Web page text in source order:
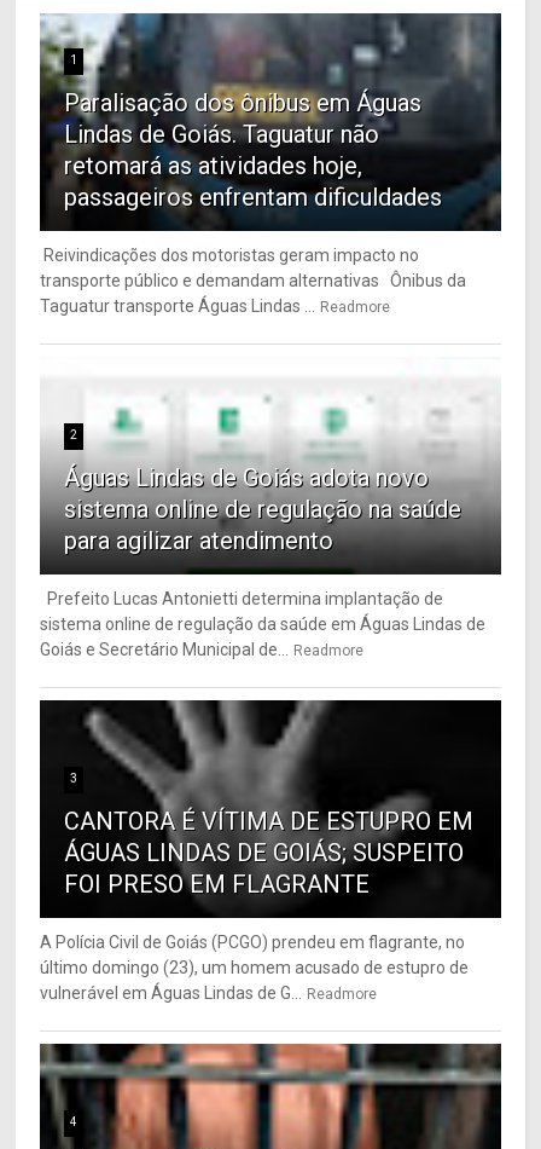
1
Paralisação dos ônibus em Águas
Lindas de Goiás. Taguatur não
retomará as atividades hoje,
passageiros enfrentam dificuldades
Reivindicações dos motoristas geram impacto no
transporte público e demandam alternativas Ônibus da
Taguatur transporte Águas Lindas ... Readmore
2
Águas Lindas de Goiás adota novo
sistema online de regulação na saúde
para agilizar atendimento
Prefeito Lucas Antonietti determina implantação de
sistema online de regulação da saúde em Águas Lindas de
Goiás e Secretário Municipal de... Readmore
3
CANTORA É VÍTIMA DE ESTUPRO EM
ÁGUAS LINDAS DE GOIÁS; SUSPEITO
FOI PRESO EM FLAGRANTE
A Polícia Civil de Goiás (PCGO) prendeu em flagrante, no
último domingo (23), um homem acusado de estupro de
vulnerável em Águas Lindas de G... Readmore
4